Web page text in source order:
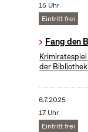
15 Uhr
Eintritt frei
Fang den
der
6.7.2025
17 Uhr
Eintritt frei